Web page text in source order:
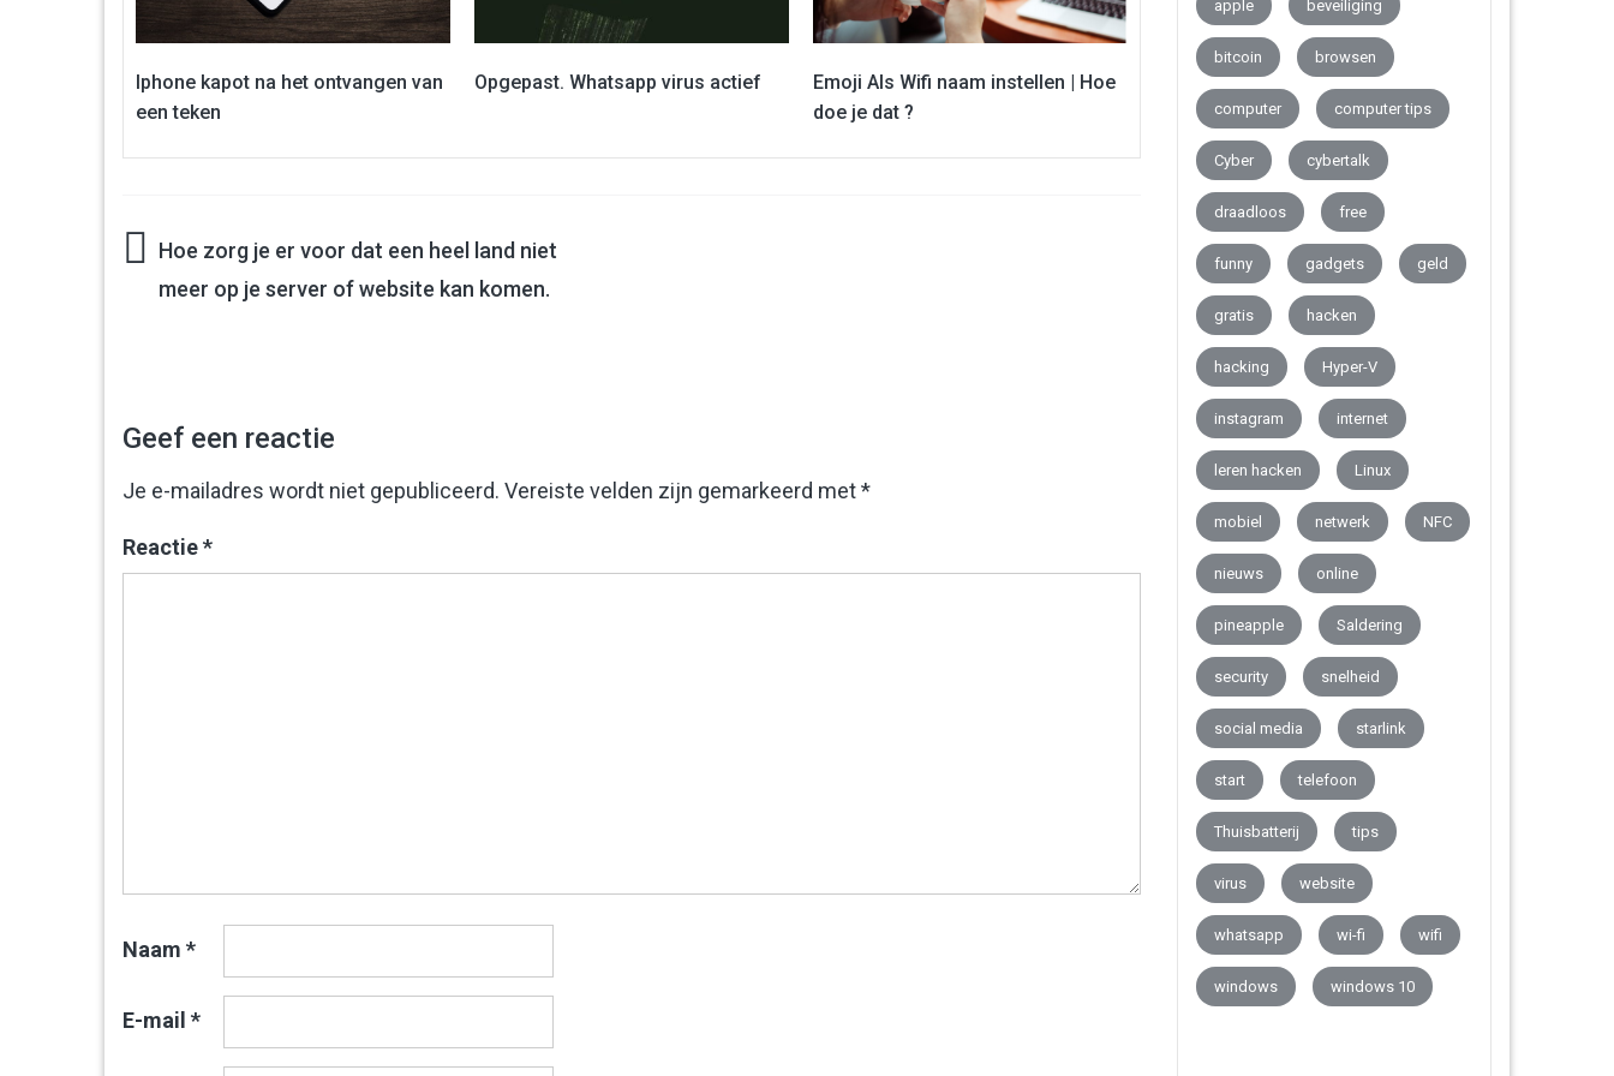
Iphone kapot na het ontvangen van
een teken
Opgepast. Whatsapp virus actief
Emoji Als Wifi naam instellen | Hoe
doe je dat ?
Bericht
Hoe zorg je er voor dat een heel land niet
meer op je server of website kan komen.
Geef een reactie
Je e-mailadres wordt niet gepubliceerd. Vereiste velden zijn gemarkeerd met*
Reactie*
Naam *
E-mail *
apple beveiliging
bitcoin browsen
computer computer tips
Cyber cybertalk
draadloos free
funny gadgets geld
gratis hacken
hacking Hyper-V
instagram internet
leren hacken Linux
mobiel netwerk NFC
nieuws online
pineapple Saldering
security snelheid
social media starlink
start telefoon
Thuisbatterij tips
virus website
whatsapp wi-fi wifi
windows windows 10